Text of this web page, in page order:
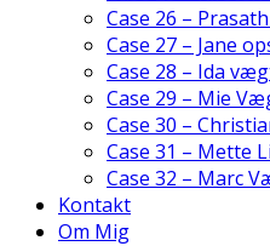
Case 26 –
Case 27 – Jane
Case 28 – Ida
Case 29 – Mie
Case 30 –
Case 31 – Mette
Case 32 – Marc
Kontakt
Om Mig